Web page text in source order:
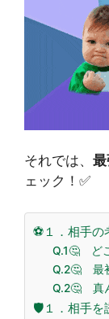
それでは、
ェック！✅
⚽１．相手
Q.1🤔 ど
Q.2🤔 最
Q.2🤔 真
🛡️１．相手を